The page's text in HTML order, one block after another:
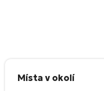
Místa v okolí